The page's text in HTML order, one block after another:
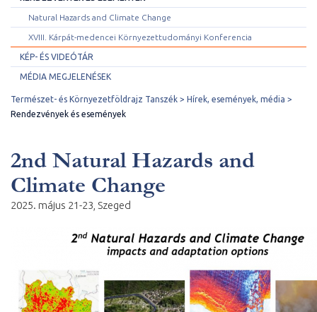
Natural Hazards and Climate Change
XVIII. Kárpát-medencei Környezettudományi Konferencia
KÉP- ÉS VIDEÓTÁR
MÉDIA MEGJELENÉSEK
Természet- és Környezetföldrajz Tanszék
Hírek, események, média
Rendezvények és események
2nd Natural Hazards and
Climate Change
2025. május 21-23, Szeged